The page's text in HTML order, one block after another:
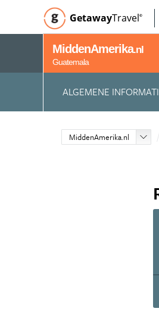
GetawayTravel©
MiddenAmerika.nl
Guatemala
ALGEMENE
MiddenAmerika.nl